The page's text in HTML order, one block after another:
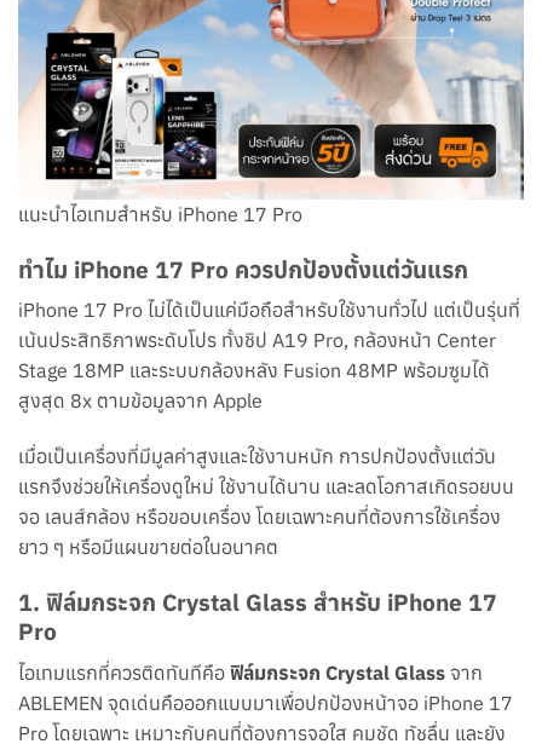
แนะนำไอเทมสำหรับ iPhone 17 Pro
ทำไม iPhone 17 Pro ควรปกป้องตั้งแต่วันแรก
iPhone 17 Pro ไม่ได้เป็นแค่มือถือสำหรับใช้งานทั่วไป แต่เป็นรุ่นที่
เน้นประสิทธิภาพระดับโปร ทั้งชิป A19 Pro, กล้องหน้า Center
Stage 18MP และระบบกล้องหลัง Fusion 48MP พร้อมซูมได้
สูงสุด 8x ตามข้อมูลจาก Apple
เมื่อเป็นเครื่องที่มีมูลค่าสูงและใช้งานหนัก การปกป้องตั้งแต่วัน
แรกจึงช่วยให้เครื่องดูใหม่ ใช้งานได้นาน และลดโอกาสเกิดรอยบน
จอ เลนส์กล้อง หรือขอบเครื่อง โดยเฉพาะคนที่ต้องการใช้เครื่อง
ยาว ๆ หรือมีแผนขายต่อในอนาคต
1. ฟิล์มกระจก Crystal Glass สำหรับ iPhone 17
Pro
ไอเทมแรกที่ควรติดทันทีคือ ฟิล์มกระจก Crystal Glass จาก
ABLEMEN จุดเด่นคือออกแบบมาเพื่อปกป้องหน้าจอ iPhone 17
Pro โดยเฉพาะ เหมาะกับคนที่ต้องการจอใส คมชัด ทัชลื่น และยัง